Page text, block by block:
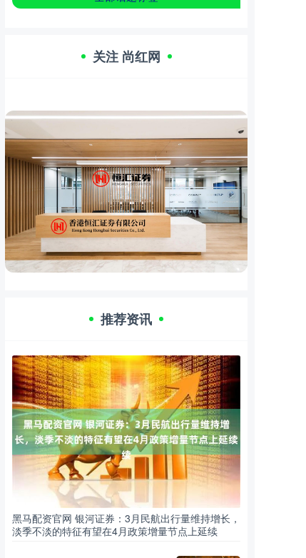
关注 尚红网
推荐资讯
黑马配资官网 银河证券：3月民航出行量维持增长，
淡季不淡的特征有望在4月政策增量节点上延续